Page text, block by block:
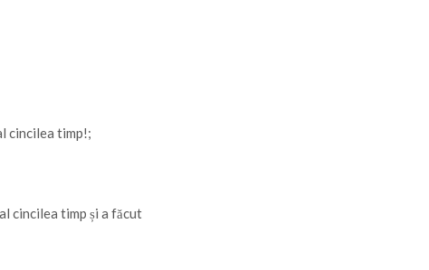
cincilea timp!;
cincilea timp și a făcut